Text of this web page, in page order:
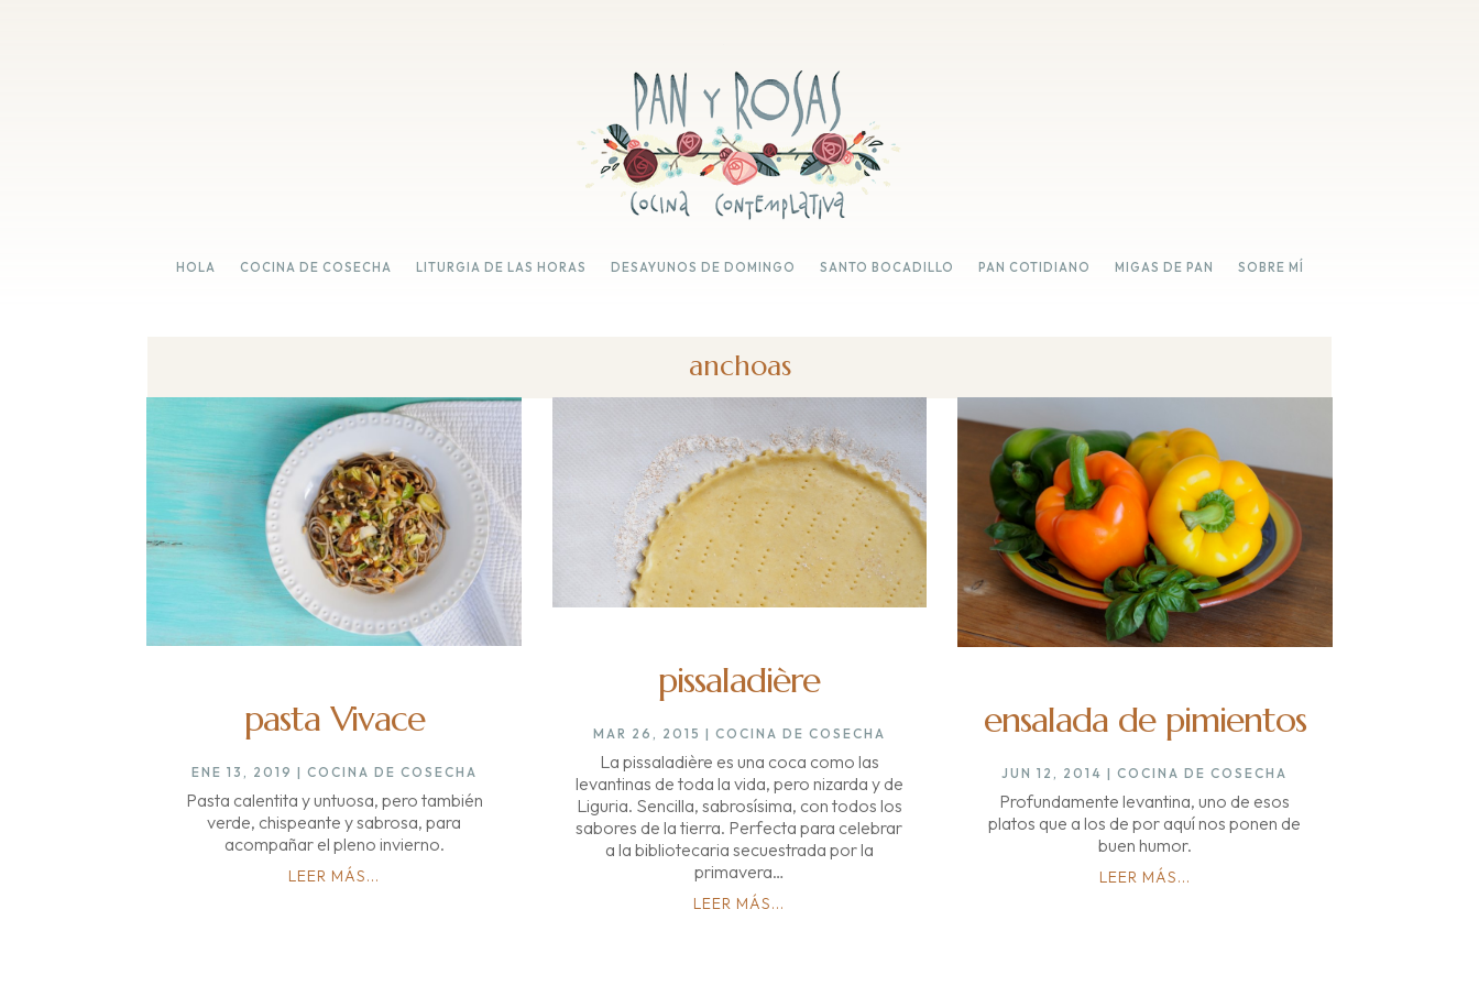
HOLA COCINA DE COSECHA LITURGIA DE LAS HORAS DESAYUNOS DE DOMINGO SANTO BOCADILLO PAN COTIDIANO MIGAS DE PAN SOBRE MÍ
anchoas
pasta Vivace
ENE 13, 2019 | COCINA DE COSECHA
Pasta calentita y untuosa, pero también
verde, chispeante y sabrosa, para
acompañar el pleno invierno.
LEER MÁS...
pissaladière
MAR 26, 2015 | COCINA DE COSECHA
La pissaladière es una coca como las
levantinas de toda la vida, pero nizarda y de
Liguria. Sencilla, sabrosísima, con todos los
sabores de la tierra. Perfecta para celebrar
a la bibliotecaria secuestrada por la
primavera…
LEER MÁS...
ensalada de pimientos
JUN 12, 2014 |COCINA DE COSECHA
Profundamente levantina, uno de esos
platos que a los de por aquí nos ponen de
buen humor.
LEER MÁS...